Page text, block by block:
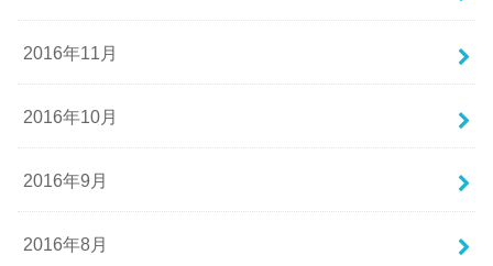
2016年11月
2016年10月
2016年9月
2016年8月